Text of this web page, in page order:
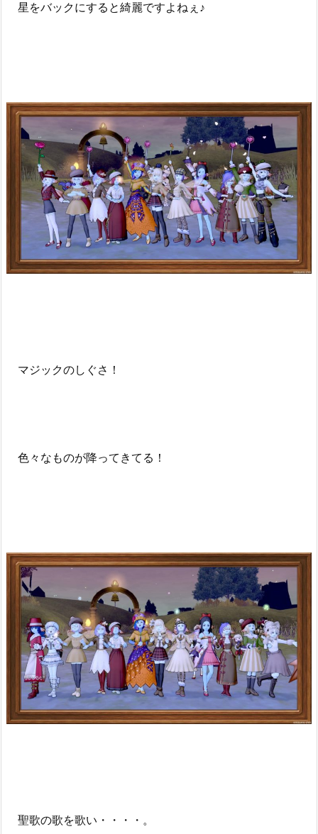
星をバックにすると綺麗ですよねぇ♪
マジックのしぐさ！
色々なものが降ってきてる！
聖歌の歌を歌い・・・・。